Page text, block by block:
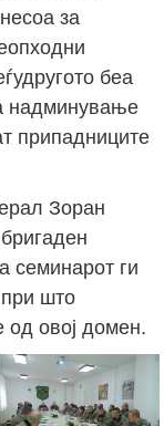
за
беа
надминување
припадниците
Зоран
семинарот ги
при што
од овој домен.